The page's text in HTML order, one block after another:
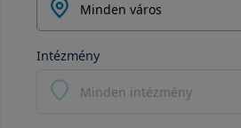
Minden város
Intézmény
Minden intézmény